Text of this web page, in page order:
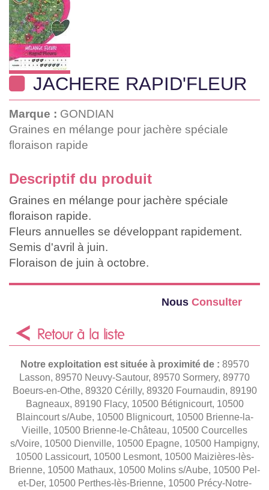
JACHERE RAPID'FLEUR
Marque : GONDIAN
Graines en mélange pour jachère spéciale
floraison rapide
Descriptif du produit
Graines en mélange pour jachère spéciale
floraison rapide.
Fleurs annuelles se développant rapidement.
Semis d'avril à juin.
Floraison de juin à octobre.
Nous Consulter
Retour à la liste
Notre exploitation est située à proximité de : 89570
Lasson, 89570 Neuvy-Sautour, 89570 Sormery, 89770
Boeurs-en-Othe, 89320 Cérilly, 89320 Fournaudin, 89190
Bagneaux, 89190 Flacy, 10500 Bétignicourt, 10500
Blaincourt s/Aube, 10500 Blignicourt, 10500 Brienne-la-
Vieille, 10500 Brienne-le-Château, 10500 Courcelles
s/Voire, 10500 Dienville, 10500 Epagne, 10500 Hampigny,
10500 Lassicourt, 10500 Lesmont, 10500 Maizières-lès-
Brienne, 10500 Mathaux, 10500 Molins s/Aube, 10500 Pel-
et-Der, 10500 Perthes-lès-Brienne, 10500 Précy-Notre-